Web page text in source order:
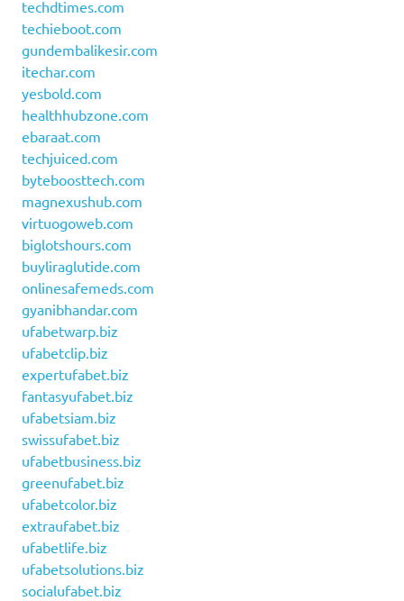
techdtimes.com
techieboot.com
gundembalikesir.com
itechar.com
yesbold.com
healthhubzone.com
ebaraat.com
techjuiced.com
byteboosttech.com
magnexushub.com
virtuogoweb.com
biglotshours.com
buyliraglutide.com
onlinesafemeds.com
gyanibhandar.com
ufabetwarp.biz
ufabetclip.biz
expertufabet.biz
fantasyufabet.biz
ufabetsiam.biz
swissufabet.biz
ufabetbusiness.biz
greenufabet.biz
ufabetcolor.biz
extraufabet.biz
ufabetlife.biz
ufabetsolutions.biz
socialufabet.biz